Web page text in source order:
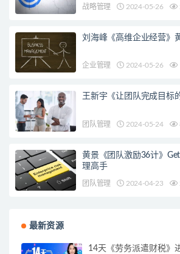
战略管理 2024-05-26
刘海峰《高维企业经营》
企业管理 2024-05-26
王新宇《让团队完成目标
团队管理 2024-05-24
黄景《团队激励36计》
理高手
团队管理 2024-04-23
最新资源
14天《劳务派遣财税》